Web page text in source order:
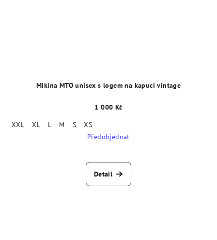
Mikina MTO unisex s logem na kapuci vintage
1 000 Kč
XXL
XL L M S
XS
Předobjednat
Detail